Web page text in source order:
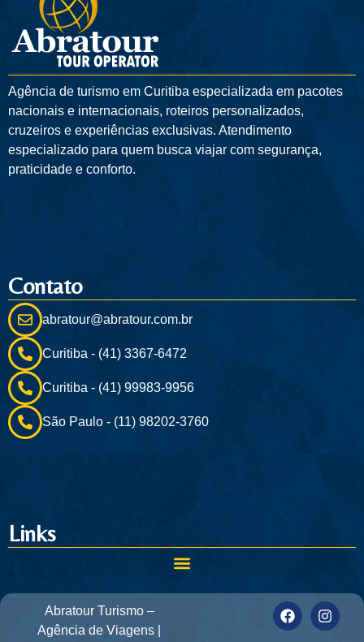
Agência de turismo em Curitiba especializada em pacotes
nacionais e internacionais, roteiros personalizados,
cruzeiros e experiências exclusivas. Atendimento
especializado para quem busca viajar com segurança,
praticidade e conforto.
Contato
abratour@abratour.com.br
Curitiba - (41) 3367-6472
Curitiba - (41) 99983-9956
São Paulo - (11) 98202-3760
Links
Abratour Turismo –
Agência de Viagens |